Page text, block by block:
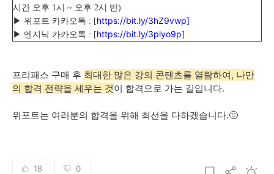
시간 오후 1시 ~ 오후 2시 반)
▶ 위포트 카카오톡 : [https://bit.ly/3hZ9vwp]
▶ 엔지닉 카카오톡 : [https://bit.ly/3plyo9p]
프리패스 구매 후 최대한 많은 강의 콘텐츠를 열람하여, 나만
의 합격 전략을 세우는 것이 합격으로 가는 길입니다.
위포트는 여러분의 합격을 위해 최선을 다하겠습니다.🙂
18 0